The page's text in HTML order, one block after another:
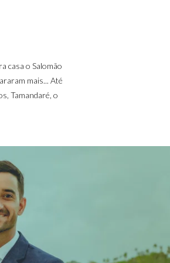
casa o Salomão
mais... Até
Tamandaré, o